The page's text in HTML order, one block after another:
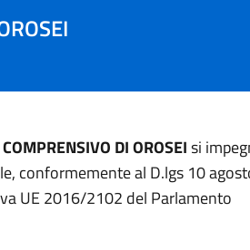
DI OROSEIsi
conformemente al D.lgs 10
UE 2016/2102 del Parlamento